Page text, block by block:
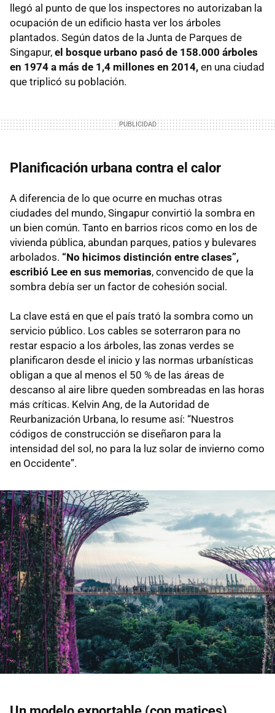
llegó al punto de que los inspectores no autorizaban la
ocupación de un edificio hasta ver los árboles
plantados. Según datos de la Junta de Parques de
Singapur, el bosque urbano pasó de 158.000 árboles
en 1974 a más de 1,4 millones en 2014, en una ciudad
que triplicó su población.
Planificación urbana contra el calor
A diferencia de lo que ocurre en muchas otras
ciudades del mundo, Singapur convirtió la sombra en
un bien común. Tanto en barrios ricos como en los de
vivienda pública, abundan parques, patios y bulevares
arbolados. “No hicimos distinción entre clases”,
escribió Lee en sus memorias, convencido de que la
sombra debía ser un factor de cohesión social.
La clave está en que el país trató la sombra como un
servicio público. Los cables se soterraron para no
restar espacio a los árboles, las zonas verdes se
planificaron desde el inicio y las normas urbanísticas
obligan a que al menos el 50 % de las áreas de
descanso al aire libre queden sombreadas en las horas
más críticas. Kelvin Ang, de la Autoridad de
Reurbanización Urbana, lo resume así: “Nuestros
códigos de construcción se diseñaron para la
intensidad del sol, no para la luz solar de invierno como
en Occidente”.